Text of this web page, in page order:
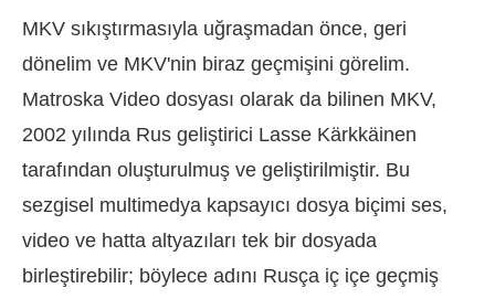
MKV sıkıştırmasıyla uğraşmadan önce, geri
dönelim ve MKV'nin biraz geçmişini görelim.
Matroska Video dosyası olarak da bilinen MKV,
2002 yılında Rus geliştirici Lasse Kärkkäinen
tarafından oluşturulmuş ve geliştirilmiştir. Bu
sezgisel multimedya kapsayıcı dosya biçimi ses,
video ve hatta altyazıları tek bir dosyada
birleştirebilir; böylece adını Rusça iç içe geçmiş